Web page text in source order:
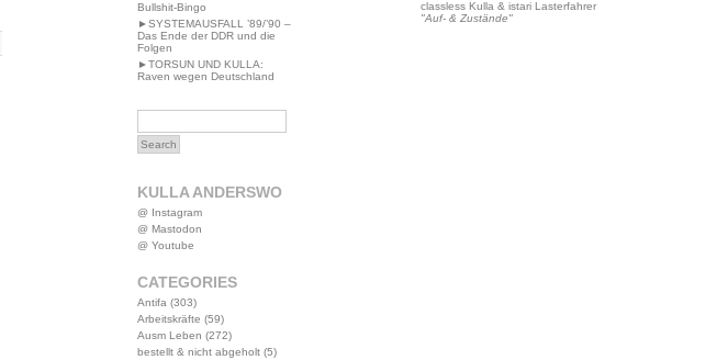
Bullshit-Bingo
►SYSTEMAUSFALL ’89/’90 –
Das Ende der DDR und die
Folgen
►TORSUN UND KULLA:
Raven wegen Deutschland
KULLA ANDERSWO
@ Instagram
@ Mastodon
@ Youtube
CATEGORIES
Antifa (303)
Arbeitskräfte (59)
Ausm Leben (272)
bestellt & nicht abgeholt(5)
classless Kulla & istari Lasterfahrer
"Auf- & Zustände"